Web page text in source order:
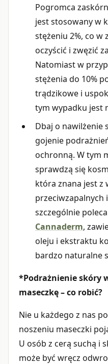
Pogromca
jest stosowany w
stężeniu 2%, co w
oczyścić i zwęzić
Natomiast w
stężenia do 10%
trądzikowe i
tym wypadku jest
Dbaj o nawilżenie
gojenie
ochronną. W tym
sprawdzą się
która znana jest z
przeciwzapalnych
szczególnie
Cannaderm,
oleju i ekstraktu
bardzo naturalne
*Podrażnienie skóry
maseczkę – co robić?
Nie u każdego z nas
noszeniu maseczki
U osób z cerą suchą i
może być wręcz